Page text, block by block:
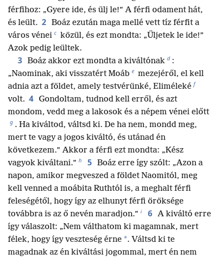
férfihoz: „Gyere ide, és ülj le!” A férfi odament hát,
és leült. 2 Boáz ezután maga mellé vett tíz férfit a
város vénei c közül, és ezt mondta: „Üljetek le ide!”
Azok pedig leültek.
3 Boáz akkor ezt mondta a kiváltónak d :
„Naominak, aki visszatért Moáb e mezejéről, el kell
adnia azt a földet, amely testvérünké, Eliméleké f
volt. 4 Gondoltam, tudnod kell erről, és azt
mondom, vedd meg a lakosok és a népem vénei előtt
g . Ha kiváltod, váltsd ki. De ha nem, mondd meg,
mert te vagy a jogos kiváltó, és utánad én
következem.” Akkor a férfi ezt mondta: „Kész
vagyok kiváltani.” h 5 Boáz erre így szólt: „Azon a
napon, amikor megveszed a földet Naomitól, meg
kell venned a moábita Ruthtól is, a meghalt férfi
feleségétől, hogy így az elhunyt férfi öröksége
továbbra is az ő nevén maradjon.” i 6 A kiváltó erre
így válaszolt: „Nem válthatom ki magamnak, mert
félek, hogy így veszteség érne *. Váltsd ki te
magadnak az én kiváltási jogommal, mert én nem